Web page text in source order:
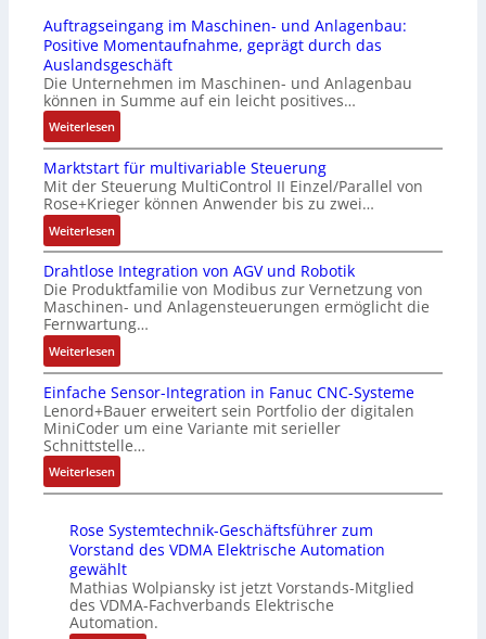
s
t
s
i
c
h
f
l
e
x
i
b
e
l
f
ü
r
i
e
A
n
w
n
d
u
n
g
k
r
i
n
g
e
n
G
u
n
d
G
a
u
d
n
R
a
p
e
r
r
y
P
i
3
-
Z
e
r
t
i
f
i
z
i
e
u
n
g
b
e
s
t
ä
t
i
t
R
e
i
f
e
u
c
k
a
u
s
g
l
e
i
c
h
e
l
e
m
e
n
t
e
m
i
S
p
e
z
i
a
Auftragseingang im Maschinen- und Anlagenbau:
Positive Momentaufnahme, geprägt durch das
Auslandsgeschäft
Die Unternehmen im Maschinen- und Anlagenbau
können in Summe auf ein leicht positives…
Weiterlesen:
A
u
f
t
r
a
g
s
e
i
n
g
a
n
g
i
m
M
s
c
h
i
n
Marktstart für multivariable Steuerung
Mit der Steuerung MultiControl II Einzel/Parallel von
Rose+Krieger können Anwender bis zu zwei…
Weiterlesen:
M
a
r
k
t
s
t
a
r
t
f
ü
r
u
l
t
i
v
Drahtlose Integration von AGV und Robotik
Die Produktfamilie von Modibus zur Vernetzung von
Maschinen- und Anlagensteuerungen ermöglicht die
Fernwartung…
Weiterlesen:
D
r
a
h
t
l
o
e
I
n
t
e
Einfache Sensor-Integration in Fanuc CNC-Systeme
Lenord+Bauer erweitert sein Portfolio der digitalen
MiniCoder um eine Variante mit serieller
Schnittstelle…
Weiterlesen:
E
n
f
a
c
h
e
Rose Systemtechnik-Geschäftsführer zum
Vorstand des VDMA Elektrische Automation
gewählt
Mathias Wolpiansky ist jetzt Vorstands-Mitglied
des VDMA-Fachverbands Elektrische
Automation.